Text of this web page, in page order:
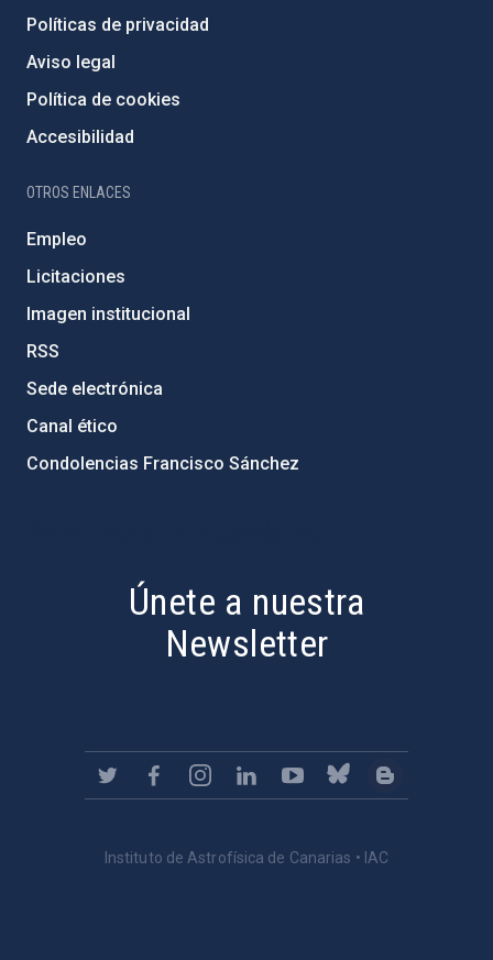
Políticas de privacidad
Aviso legal
Política de cookies
Accesibilidad
OTROS ENLACES
Empleo
Licitaciones
Imagen institucional
RSS
Sede electrónica
Canal ético
Condolencias Francisco Sánchez
Únete a nuestra
Newsletter
Instituto de Astrofísica de Canarias • IAC